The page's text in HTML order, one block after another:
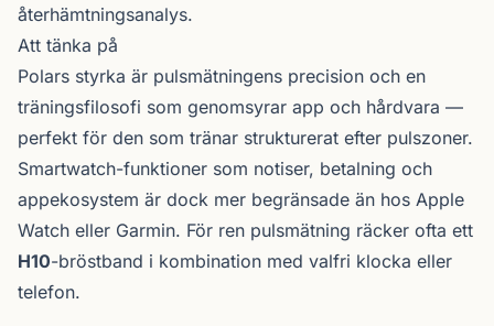
återhämtningsanalys.
Att tänka på
Polars styrka är pulsmätningens precision och en
träningsfilosofi som genomsyrar app och hårdvara —
perfekt för den som tränar strukturerat efter pulszoner.
Smartwatch-funktioner som notiser, betalning och
appekosystem är dock mer begränsade än hos Apple
Watch eller Garmin. För ren pulsmätning räcker ofta ett
H10-bröstband i kombination med valfri klocka eller
telefon.